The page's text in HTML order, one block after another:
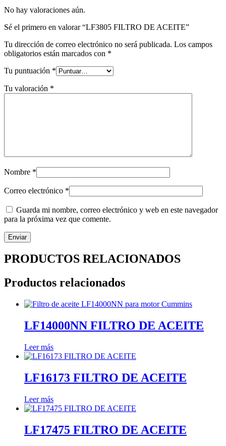
No hay valoraciones aún.
Sé el primero en valorar “LF3805 FILTRO DE ACEITE”
Tu dirección de correo electrónico no será publicada. Los campos
obligatorios están marcados con *
Tu puntuación *
Tu valoración *
Nombre *
Correo electrónico *
Guarda mi nombre, correo electrónico y web en este navegador
para la próxima vez que comente.
PRODUCTOS RELACIONADOS
Productos relacionados
LF14000NN FILTRO DE ACEITE
Leer más
LF16173 FILTRO DE ACEITE
Leer más
LF17475 FILTRO DE ACEITE